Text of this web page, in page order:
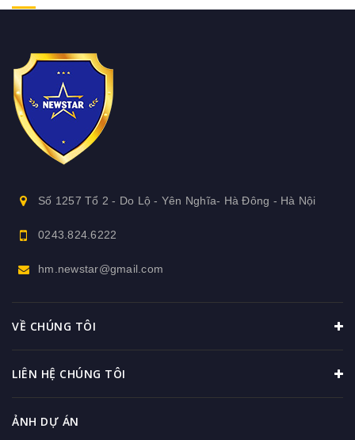
Số 1257 Tổ 2 - Do Lộ - Yên Nghĩa- Hà Đông - Hà Nội
0243.824.6222
hm.newstar@gmail.com
VỀ CHÚNG TÔI
LIÊN HỆ CHÚNG TÔI
ẢNH DỰ ÁN